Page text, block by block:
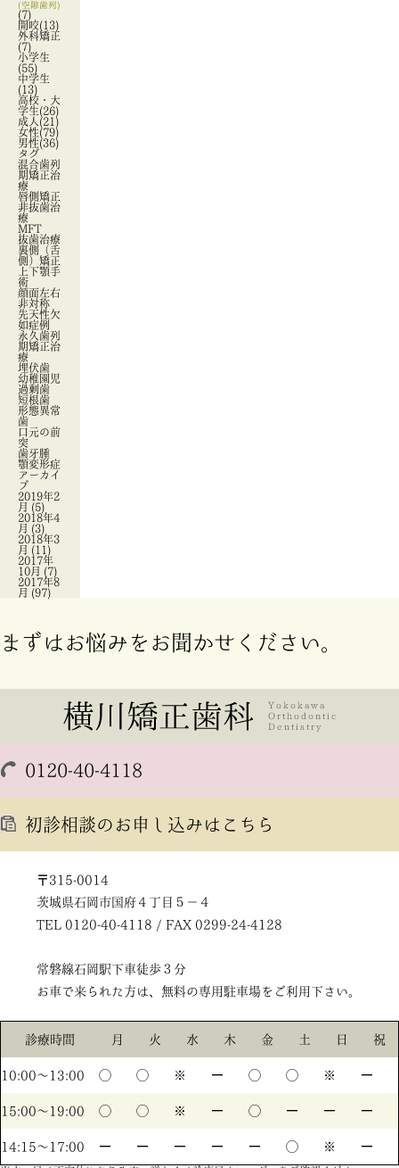
(空隙歯列)
(7)
開咬(13)
外科矯正
(7)
小学生
(55)
中学生
(13)
高校・大
学生(26)
成人 (21)
女性(79)
男性(36)
タグ
混合歯列
期矯正治
療
唇側矯正
非抜歯治
療
MFT
抜歯治療
裏側（舌
側）矯正
上下顎手
術
顔面左右
非対称
先天性欠
如症例
永久歯列
期矯正治
療
埋伏歯
幼稚園児
過剰歯
短根歯
形態異常
歯
口元の前
突
歯牙腫
顎変形症
アーカイ
ブ
2019年2
月 (5)
2018年4
月 (3)
2018年3
月 (11)
2017年
10月 (7)
2017年8
月 (97)
まずはお悩みをお聞かせください。
0120-40-4118
初診相談のお申し込みはこちら
〒315-0014
茨城県石岡市国府４丁目５－４
TEL 0120-40-4118 / FAX 0299-24-4128
常磐線石岡駅下車徒歩３分
お車で来られた方は、無料の専用駐車場をご利用下さい。
診療時間 月 火 水 木 金 土 日 祝
10:00〜13:00 ◯ ◯ ※ ー ◯ ◯ ※ ー
15:00〜19:00 ◯ ◯ ※ ー ◯ ー ー ー
14:15〜17:00 ー ー ー ー ー ◯ ※ ー